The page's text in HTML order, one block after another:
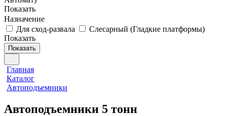
Показать
Назначение
Для сход-развала
Слесарный (Гладкие платформы)
Показать
Показать
Главная
Каталог
Автоподъемники
Автоподъемники 5 тонн